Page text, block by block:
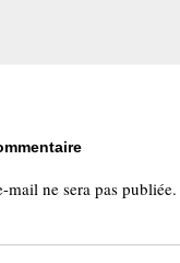
mail ne sera pas publiée.